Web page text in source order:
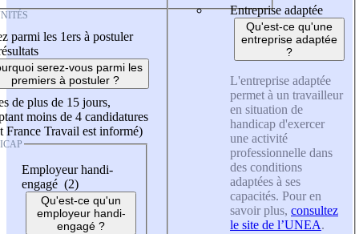
parmi les 1ers à postuler
serez-vous parmi les
premiers à postuler ?
de plus de 15 jours,
moins de 4 candidatures
France Travail est informé)
Employeur handi-
engagé (2)
Qu'est-ce qu'un
employeur handi-
engagé ?
Entreprise adaptée
Qu'est-ce qu'une
entreprise adaptée
?
L'entreprise adaptée
permet à un travailleur
en situation de
handicap d'exercer
une activité
professionnelle dans
des conditions
adaptées à ses
capacités. Pour en
savoir plus, consultez
le site de l’UNEA.